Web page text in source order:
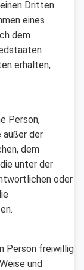
Dritten
eines
dem
erhalten,
Person,
außer der
dem
unter der
oder
Person freiwillig
und